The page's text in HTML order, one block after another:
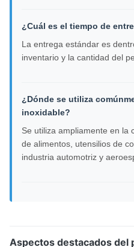
¿Cuál es el tiempo de
La entrega estándar es
inventario y la cantidad del
¿Dónde se utiliza
inoxidable?
Se utiliza ampliamente en la
de alimentos, utensilios de
industria automotriz y
Aspectos destacados del